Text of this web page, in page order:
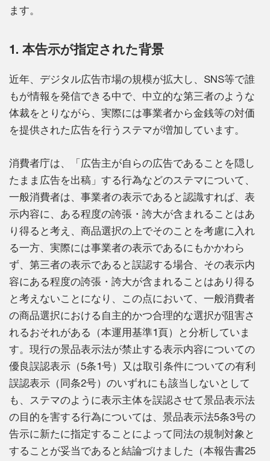
ます。
1. 本告示が指定された背景
近年、デジタル広告市場の規模が拡大し、SNS等で誰
もが情報を発信できる中で、中立的な第三者のような
体裁をとりながら、実際には事業者から金銭等の対価
を提供された広告を行うステマが増加しています。
消費者庁は、「広告主が自らの広告であることを隠し
たまま広告を出稿」する行為などのステマについて、
一般消費者は、事業者の表示であると認識すれば、表
示内容に、ある程度の誇張・誇大が含まれることはあ
り得ると考え、商品選択の上でそのことを考慮に入れ
る一方、実際には事業者の表示であるにもかかわら
ず、第三者の表示であると誤認する場合、その表示内
容にある程度の誇張・誇大が含まれることはあり得る
と考えないことになり、この点において、一般消費者
の商品選択における自主的かつ合理的な選択が阻害さ
れるおそれがある（本運用基準1頁）と分析していま
す。現行の景品表示法が禁止する表示内容についての
優良誤認表示（5条1号）又は取引条件についての有利
誤認表示（同条2号）のいずれにも該当しないとして
も、ステマのように表示主体を誤認させて景品表示法
の目的を害する行為については、景品表示法5条3号の
告示に新たに指定することによって同法の規制対象と
することが妥当であると結論づけました（本報告書25